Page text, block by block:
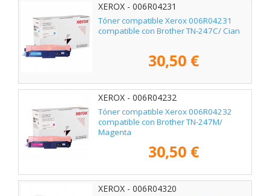
XEROX - 006R04231
Tóner compatible Xerox 006R04231
compatible con Brother TN-247C/ Cian
30,50 €
XEROX - 006R04232
Tóner compatible Xerox 006R04232
compatible con Brother TN-247M/
Magenta
30,50 €
XEROX - 006R04320